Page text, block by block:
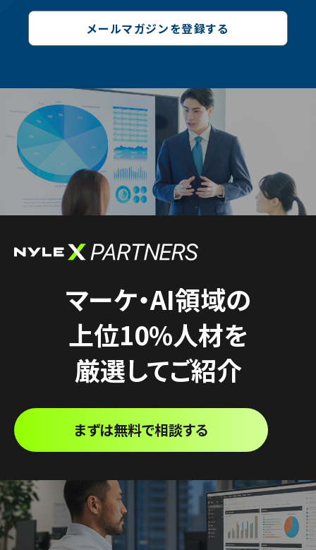
メールマガジンを登録する
マーケ・AI領域の
上位10%人材を
厳選してご紹介
まずは無料で相談する